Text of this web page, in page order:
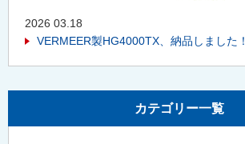
2026 03.18
VERMEER製HG4000TX、納品しました！
カテゴリー一覧